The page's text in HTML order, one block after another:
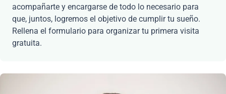
acompañarte y encargarse de todo lo necesario para
que, juntos, logremos el objetivo de cumplir tu sueño.
Rellena el formulario para organizar tu primera visita
gratuita.